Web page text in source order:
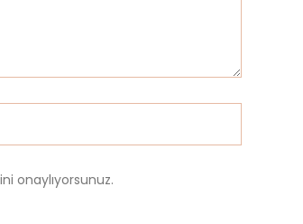
onaylıyorsunuz.